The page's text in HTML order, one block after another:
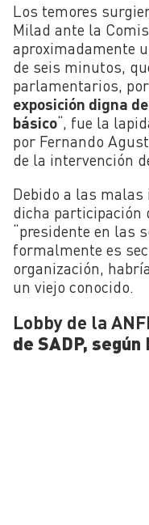
Los temores
Milad ante la
aproximadamente
de seis minutos,
parlamentarios,
exposición digna
básico“, fue la
por Fernando
de la intervención
Debido a las malas
dicha participación
“presidente en las
formalmente es
organización,
un viejo conocido.
Lobby de la
de SADP,